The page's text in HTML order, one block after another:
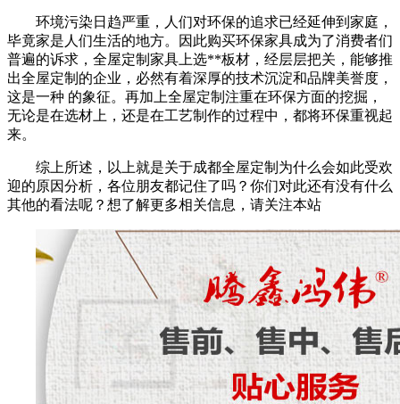
环境污染日趋严重，人们对环保的追求已经延伸到家庭，
毕竟家是人们生活的地方。因此购买环保家具成为了消费者们
普遍的诉求，全屋定制家具上选**板材，经层层把关，能够推
出全屋定制的企业，必然有着深厚的技术沉淀和品牌美誉度，
这是一种 的象征。再加上全屋定制注重在环保方面的挖掘，
无论是在选材上，还是在工艺制作的过程中，都将环保重视起
来。
综上所述，以上就是关于成都全屋定制为什么会如此受欢
迎的原因分析，各位朋友都记住了吗？你们对此还有没有什么
其他的看法呢？想了解更多相关信息，请关注本站